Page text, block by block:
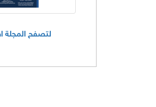
لتصفح المجلة